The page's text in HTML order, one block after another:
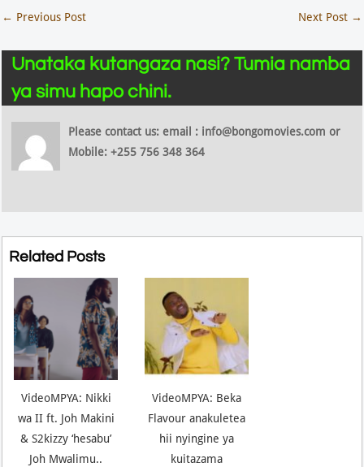
← Previous Post Next Post →
Unataka kutangaza nasi? Tumia namba
ya simu hapo chini.
Please contact us: email : info@bongomovies.com or
Mobile: +255 756 348 364
Related Posts
VideoMPYA: Nikki
wa II ft. Joh Makini
& S2kizzy ‘hesabu’
Joh Mwalimu..
VideoMPYA: Beka
Flavour anakuletea
hii nyingine ya
kuitazama